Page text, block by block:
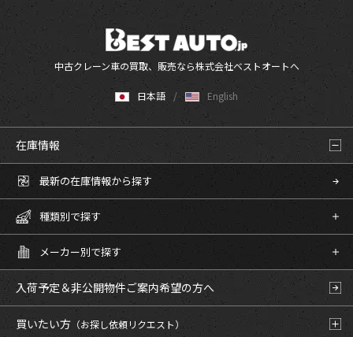
中古クレーン車の買取、販売なら株式会社ベストオートへ
日本語 English
在庫情報
最新の在庫情報から探す
種類別で探す
メーカー別で探す
入荷予定＆非公開物件ご案内希望の方へ
買いたい方 （お探し依頼リクエスト）